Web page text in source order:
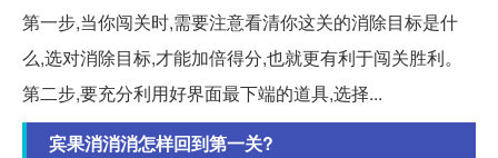
第一步,当你闯关时,需要注意看清你这关的消除目标是什
么,选对消除目标,才能加倍得分,也就更有利于闯关胜利。
第二步,要充分利用好界面最下端的道具,选择...
宾果消消消怎样回到第一关?